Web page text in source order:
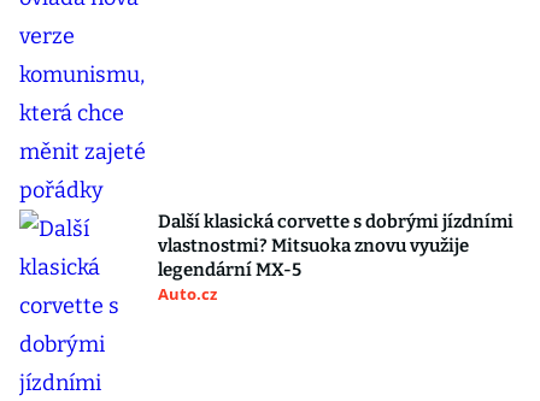
Další klasická corvette s dobrými jízdními
vlastnostmi? Mitsuoka znovu využije
legendární MX-5
Auto.cz